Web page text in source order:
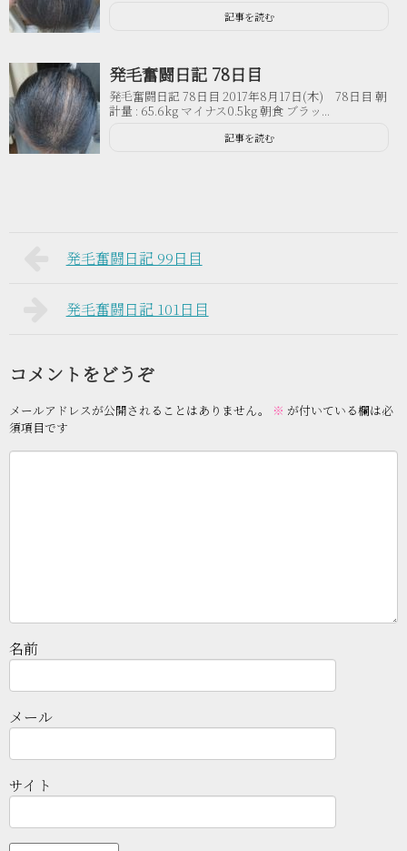
記事を読む
発毛奮闘日記 78日目
発毛奮闘日記 78日目 2017年8月17日(木) 78日目 朝
計量 : 65.6kg マイナス0.5kg 朝食 ブラッ...
記事を読む
発毛奮闘日記 99日目
発毛奮闘日記 101日目
コメントをどうぞ
メールアドレスが公開されることはありません。 ※ が付いている欄は必
須項目です
名前
メール
サイト